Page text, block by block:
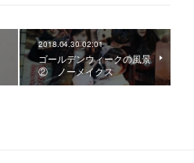
2018.04.30 02:01
ゴールデンウィークの風景
② ノーメイクス